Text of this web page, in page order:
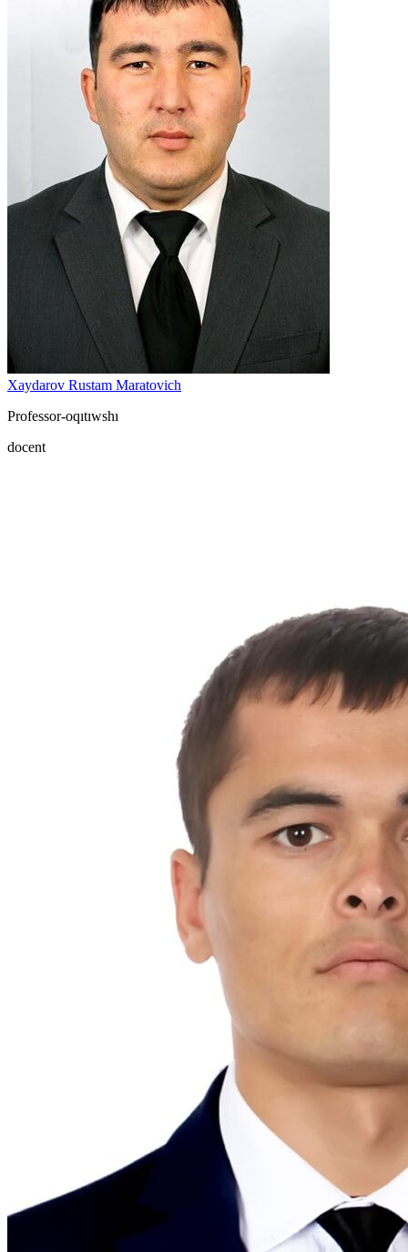
Xaydarov Rustam Maratovich
Professor-oqıtıwshı
docent